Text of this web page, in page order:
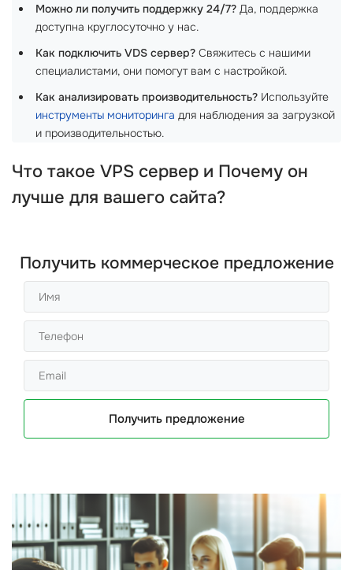
Можно ли получить поддержку 24/7? Да, поддержка
доступна круглосуточно у нас.
Как подключить VDS сервер? Свяжитесь с нашими
специалистами, они помогут вам с настройкой.
Как анализировать производительность? Используйте
инструменты мониторинга для наблюдения за загрузкой
и производительностью.
Что такое VPS сервер и Почему он
лучше для вашего сайта?
Получить коммерческое предложение
Получить предложение